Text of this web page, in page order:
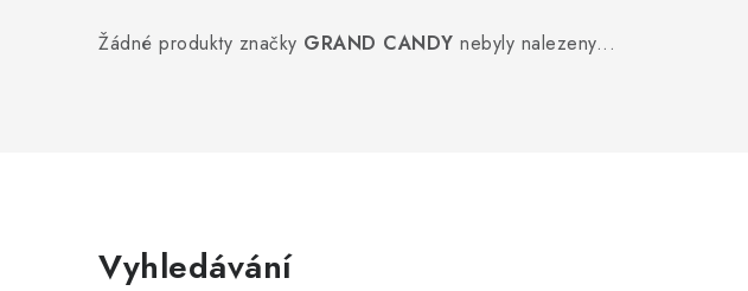
Žádné produkty značky GRAND CANDY nebyly nalezeny...
o
Vyhledávání